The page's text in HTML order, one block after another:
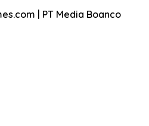
| PT Media Boanco